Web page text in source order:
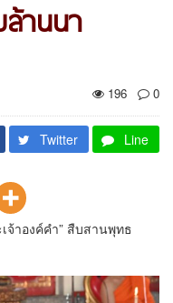
านนา
196
0
Twitter Line
จ้าองค์คำ” สืบสานพุทธ